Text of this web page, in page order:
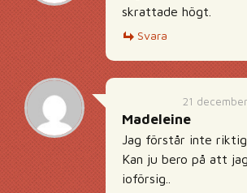
skrattade högt.
Svara
21
Madeleine
Jag förstår inte
Kan ju bero på att
ioförsig..